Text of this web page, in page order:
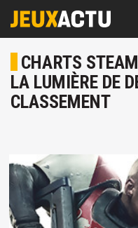
CHARTS
LA LUMIÈRE DE
CLASSEMENT